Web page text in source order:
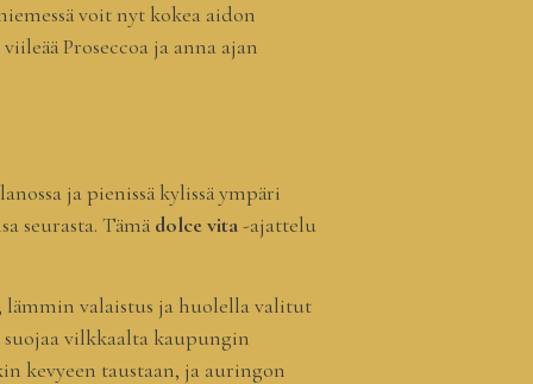
voit nyt kokea aidon
Proseccoa ja anna ajan
ja pienissä kylissä ympäri
seurasta. Tämä dolce vita-ajattelu
lämmin valaistus ja huolella valitut
vilkkaalta kaupungin
kevyeen taustaan, ja auringon